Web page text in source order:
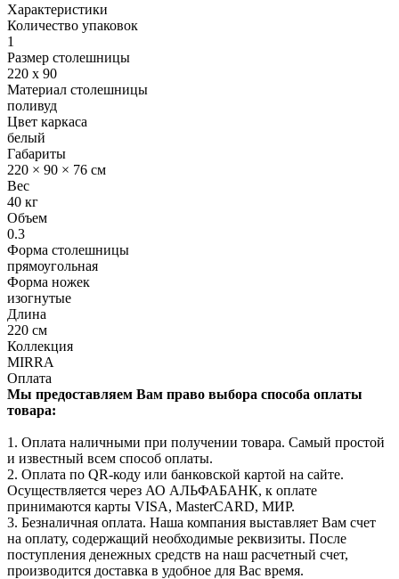
Характеристики
Количество упаковок
1
Размер столешницы
220 x 90
Материал столешницы
поливуд
Цвет каркаса
белый
Габариты
220 × 90 × 76 см
Вес
40 кг
Объем
0.3
Форма столешницы
прямоугольная
Форма ножек
изогнутые
Длина
220 см
Коллекция
MIRRA
Оплата
Мы предоставляем Вам право выбора способа оплаты
товара:
1. Оплата наличными при получении товара. Самый простой
и известный всем способ оплаты.
2. Оплата по QR-коду или банковской картой на сайте.
Осуществляется через АО АЛЬФАБАНК, к оплате
принимаются карты VISA, MasterCARD, МИР.
3. Безналичная оплата. Наша компания выставляет Вам счет
на оплату, содержащий необходимые реквизиты. После
поступления денежных средств на наш расчетный счет,
производится доставка в удобное для Вас время.